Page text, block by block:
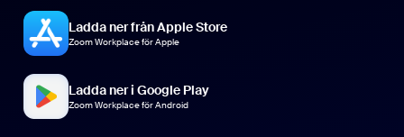
Ladda ner från Apple Store
Zoom Workplace för Apple
Ladda ner i Google Play
Zoom Workplace för Android